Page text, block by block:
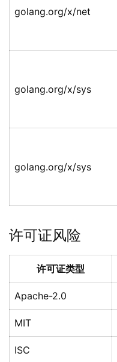
golang.org/x/net
golang.org/x/sys
golang.org/x/sys
许可证风险
许可证类型
Apache-2.0
MIT
ISC